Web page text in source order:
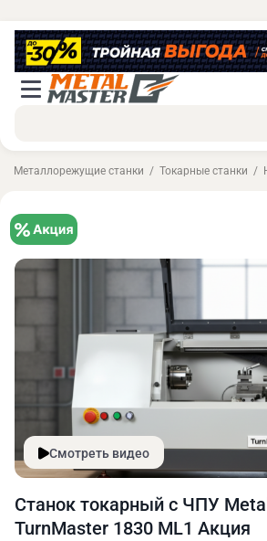
Металлорежущие станки Токарные станки
Смотреть видео
Станок токарный с ЧПУ
TurnMaster 1830 ML1 Акция